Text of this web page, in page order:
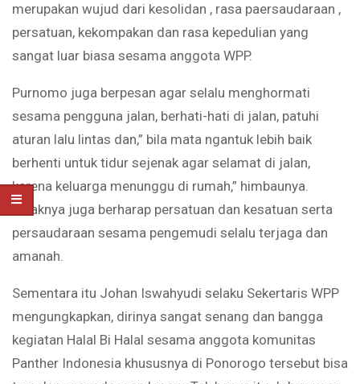
merupakan wujud dari kesolidan , rasa paersaudaraan ,
persatuan, kekompakan dan rasa kepedulian yang
sangat luar biasa sesama anggota WPP.
Purnomo juga berpesan agar selalu menghormati
sesama pengguna jalan, berhati-hati di jalan, patuhi
aturan lalu lintas dan,” bila mata ngantuk lebih baik
berhenti untuk tidur sejenak agar selamat di jalan,
karena keluarga menunggu di rumah,” himbaunya.
Pihaknya juga berharap persatuan dan kesatuan serta
persaudaraan sesama pengemudi selalu terjaga dan
amanah.
Sementara itu Johan Iswahyudi selaku Sekertaris WPP
mengungkapkan, dirinya sangat senang dan bangga
kegiatan Halal Bi Halal sesama anggota komunitas
Panther Indonesia khususnya di Ponorogo tersebut bisa